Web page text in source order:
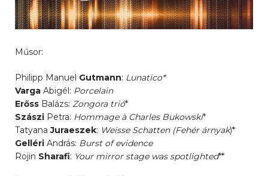
Műsor:
Philipp Manuel Gutmann: Lunatico*
Varga Abigél: Porcelain
Erőss Balázs: Zongora trió*
Szászi Petra: Hommage à Charles Bukowski*
TatyanaJuraeszek: Weisse Schatten (Fehér árnyak)*
Gelléri András: Burst of evidence
Rojin Sharafi: Your mirror stage was spotlighted**